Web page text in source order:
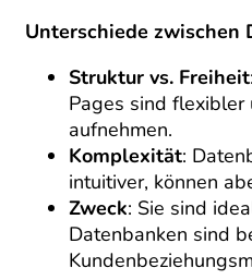
Unterschiede zwischen
Struktur vs. Freiheit
Pages sind flexibler
aufnehmen.
Komplexität:
intuitiver, können
Zweck: Sie sind
Datenbanken sind